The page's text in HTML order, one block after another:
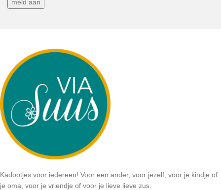
Kadootjes voor iedereen! Voor een ander, voor jezelf, voor je kindje of
je oma, voor je vriendje of voor je lieve lieve zus.